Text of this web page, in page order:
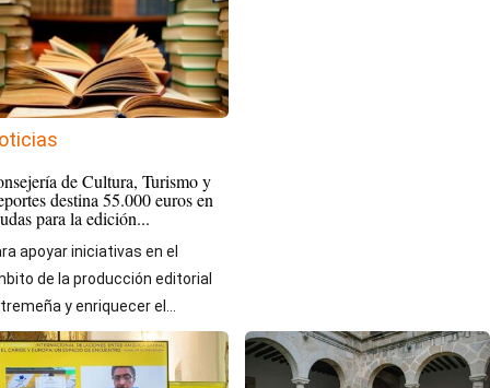
de Cultura, Turismo y
destina 55.000 euros en
para la edición...
apoyar iniciativas en el
de la producción editorial
y enriquecer el...